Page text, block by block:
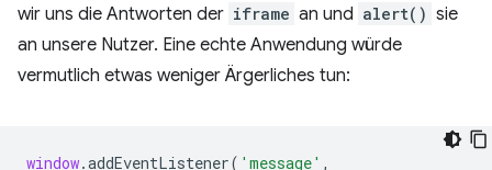
wir uns die Antworten der iframe an und alert() sie
an unsere Nutzer. Eine echte Anwendung würde
vermutlich etwas weniger Ärgerliches tun:
window.addEventListener( 'message' ,